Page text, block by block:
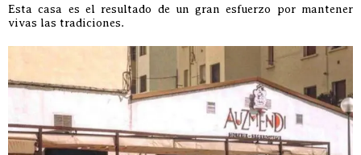
Esta casa es el resultado de un gran esfuerzo por mantener
vivas las tradiciones.